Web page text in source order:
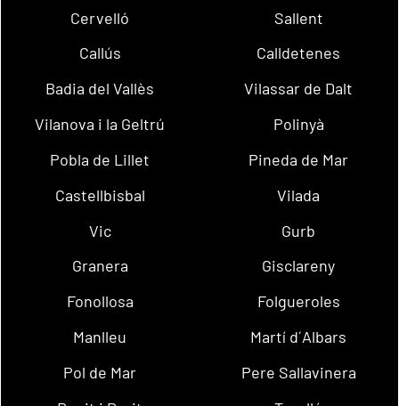
Cervelló
Sallent
Callús
Calldetenes
Badia del Vallès
Vilassar de Dalt
Vilanova i la Geltrú
Polinyà
Pobla de Lillet
Pineda de Mar
Castellbisbal
Vilada
Vic
Gurb
Granera
Gisclareny
Fonollosa
Folgueroles
Manlleu
Martí d´Albars
Pol de Mar
Pere Sallavinera